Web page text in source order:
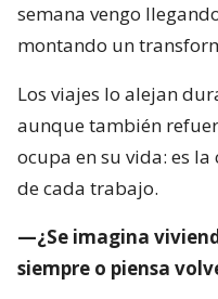
semana vengo
montando un
Los viajes lo alejan
aunque también
ocupa en su vida: es
de cada trabajo.
—¿Se imagina
siempre o piensa